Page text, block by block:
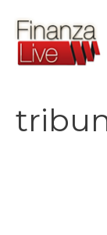
contenuto